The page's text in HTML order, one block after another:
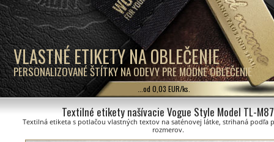
VLASTNÉ ETIKETY NA OBLEČENIE
PERSONALIZOVANÉ ŠTÍTKY NA ODEVY PRE MÓDNE OBLEČENIE
...od 0,03 EUR/ks.
Textilné etikety našívacie Vogue Style Model TL-M87
Textilná etiketa s potlačou vlastných textov na saténovej látke, strihaná podľa
rozmerov.